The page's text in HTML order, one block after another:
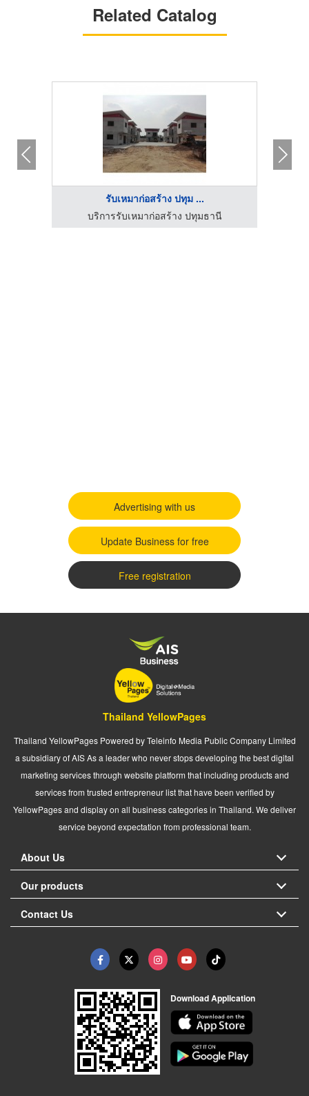
Related Catalog
รับเหมาก่อสร้าง ปทุม ...
บริการรับเหมาก่อสร้าง ปทุมธานี
Advertising with us
Update Business for free
Free registration
Thailand YellowPages
Thailand YellowPages Powered by Teleinfo Media Public Company Limited
a subsidiary of AIS As a leader who never stops developing the best digital
marketing services through website platform that including products and
services from trusted entrepreneur list that have been verified by
YellowPages and display on all business categories in Thailand. We deliver
service beyond expectation from professional team.
About Us
Our products
Contact Us
Download Application